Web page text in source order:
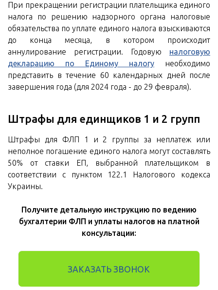
При прекращении регистрации плательщика единого
налога по решению надзорного органа налоговые
обязательства по уплате единого налога взыскиваются
до конца месяца, в котором происходит
аннулирование регистрации. Годовую налоговую
декларацию по Единому налогу необходимо
представить в течение 60 календарных дней после
завершения года (для 2024 года - до 29 февраля).
Штрафы для единщиков 1 и 2 групп
Штрафы для ФЛП 1 и 2 группы за неплатеж или
неполное погашение единого налога могут составлять
50% от ставки ЕП, выбранной плательщиком в
соответствии с пунктом 122.1 Налогового кодекса
Украины.
Получите детальную инструкцию по ведению
бухгалтерии ФЛП и уплаты налогов на платной
консультации:
ЗАКАЗАТЬ ЗВОНОК